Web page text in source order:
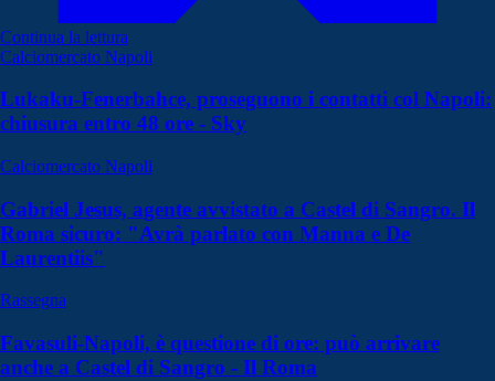
Continua la lettura
Calciomercato Napoli
Lukaku-Fenerbahce, proseguono i contatti col Napoli:
chiusura entro 48 ore - Sky
Calciomercato Napoli
Gabriel Jesus, agente avvistato a Castel di Sangro. Il
Roma sicuro: "Avrà parlato con Manna e De
Laurentiis"
Rassegna
Favasuli-Napoli, è questione di ore: può arrivare
anche a Castel di Sangro - Il Roma